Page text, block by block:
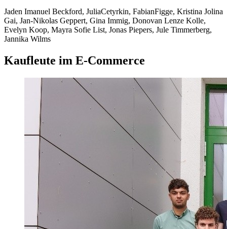
Jaden Imanuel Beckford, JuliaCetyrkin, FabianFigge, Kristina Jolina
Gai, Jan-Nikolas Geppert, Gina Immig, Donovan Lenze Kolle,
Evelyn Koop, Mayra Sofie List, Jonas Piepers, Jule Timmerberg,
Jannika Wilms
Kaufleute im E-Commerce